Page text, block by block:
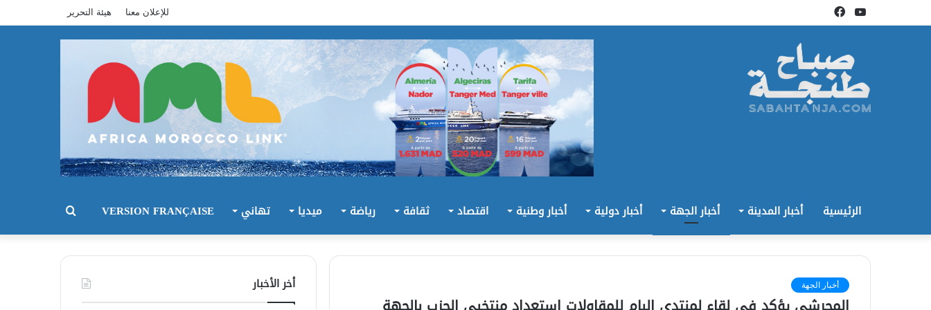
فيسبوكيوتيوب للإعلان معنا هيئة التحرير
الرئيسية أخبار المدينة أخبار الجهة أخبار دولية أخبار وطنية اقتصاد ثقافة رياضة ميديا تهاني VERSION FRANÇAISE بحث
أخبار الجهة أخر الأخبار